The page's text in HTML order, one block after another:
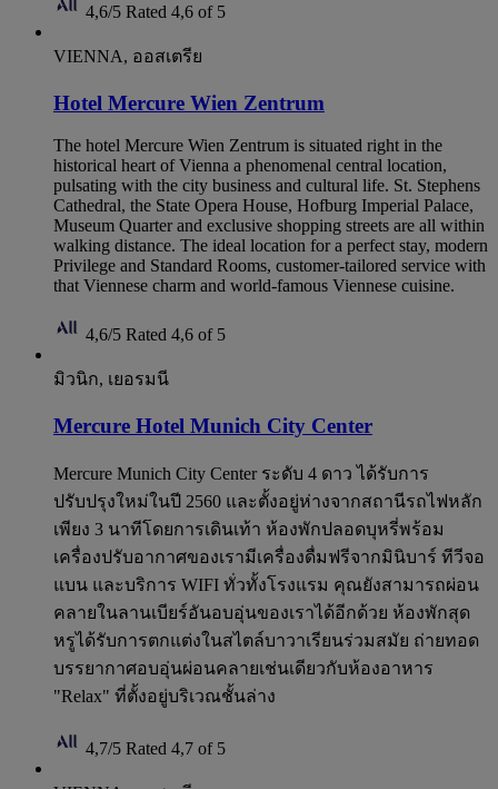
4,6/5 Rated 4,6 of 5
VIENNA, ออสเตรีย
Hotel Mercure Wien Zentrum
The hotel Mercure Wien Zentrum is situated right in the
historical heart of Vienna a phenomenal central location,
pulsating with the city business and cultural life. St. Stephens
Cathedral, the State Opera House, Hofburg Imperial Palace,
Museum Quarter and exclusive shopping streets are all within
walking distance. The ideal location for a perfect stay, modern
Privilege and Standard Rooms, customer-tailored service with
that Viennese charm and world-famous Viennese cuisine.
4,6/5 Rated 4,6 of 5
มิวนิก, เยอรมนี
Mercure Hotel Munich City Center
Mercure Munich City Center ระดับ 4 ดาว ได้รับการ
ปรับปรุงใหม่ในปี 2560 และตั้งอยู่ห่างจากสถานีรถไฟหลัก
เพียง 3 นาทีโดยการเดินเท้า ห้องพักปลอดบุหรี่พร้อม
เครื่องปรับอากาศของเรามีเครื่องดื่มฟรีจากมินิบาร์ ทีวีจอ
แบน และบริการ WIFI ทั่วทั้งโรงแรม คุณยังสามารถผ่อน
คลายในลานเบียร์อันอบอุ่นของเราได้อีกด้วย ห้องพักสุด
หรูได้รับการตกแต่งในสไตล์บาวาเรียนร่วมสมัย ถ่ายทอด
บรรยากาศอบอุ่นผ่อนคลายเช่นเดียวกับห้องอาหาร
"Relax" ที่ตั้งอยู่บริเวณชั้นล่าง
4,7/5 Rated 4,7 of 5